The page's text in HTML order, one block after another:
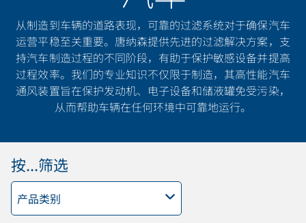
从制造到车辆的道路表现，可靠的过滤系统对于确保汽车
运营平稳至关重要。唐纳森提供先进的过滤解决方案，支
持汽车制造过程的不同阶段，有助于保护敏感设备并提高
过程效率。我们的专业知识不仅限于制造，其高性能汽车
通风装置旨在保护发动机、电子设备和储液罐免受污染，
从而帮助车辆在任何环境中可靠地运行。
按...筛选
产品类别